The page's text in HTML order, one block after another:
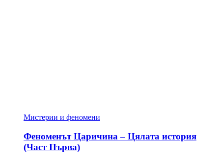
Мистерии и феномени
Феноменът Царичина – Цялата история
(Част Първа)